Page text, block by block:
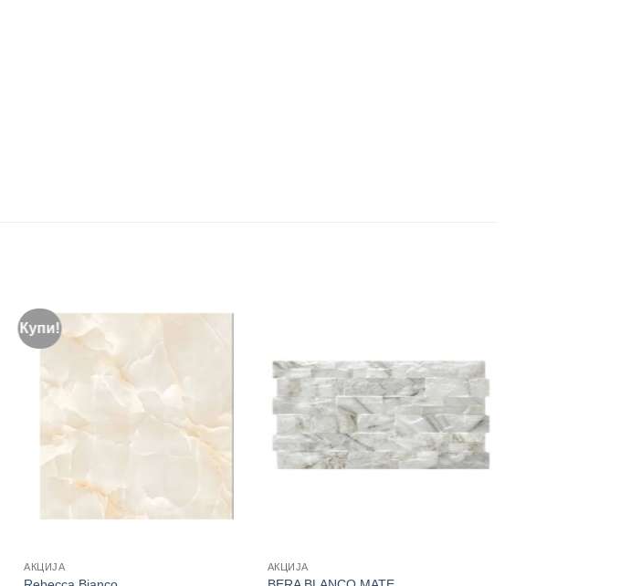
Купи!
АКЦИЈА АКЦИЈА